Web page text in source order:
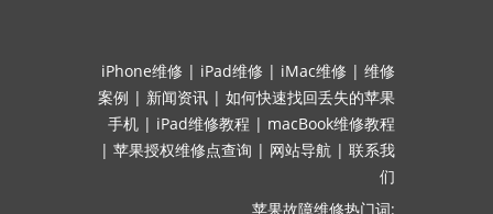
iPhone维修 | iPad维修 | iMac维修 | 维修
案例 | 新闻资讯 | 如何快速找回丢失的苹果
手机 | iPad维修教程 | macBook维修教程
| 苹果授权维修点查询 | 网站导航 | 联系我
们
苹果故障维修热门词: